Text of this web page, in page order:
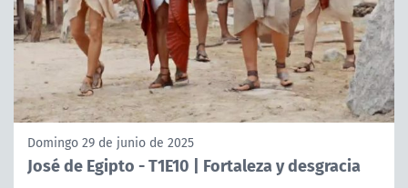
Domingo 29 de junio de 2025
José de Egipto - T1E10 | Fortaleza y desgracia